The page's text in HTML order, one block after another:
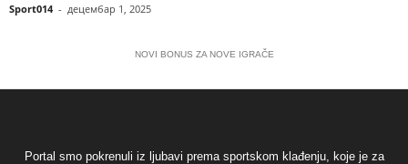
Sport014 - децембар 1, 2025
NOVI BONUS ZA NOVE IGRAČE
Portal smo pokrenuli iz ljubavi prema sportskom klađenju, koje je za